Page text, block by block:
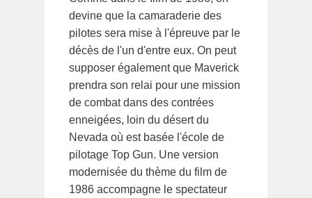
devine que la camaraderie des
pilotes sera mise à l'épreuve par le
décès de l'un d'entre eux. On peut
supposer également que Maverick
prendra son relai pour une mission
de combat dans des contrées
enneigées, loin du désert du
Nevada où est basée l'école de
pilotage Top Gun. Une version
modernisée du thème du film de
1986 accompagne le spectateur